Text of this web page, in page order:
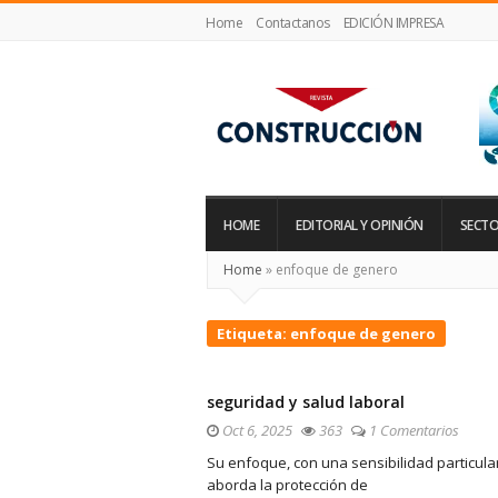
Home Contactanos EDICIÓN IMPRESA
Construcción
HOME EDITORIAL Y OPINIÓN
Home » enfoque de genero
Etiqueta: enfoque de genero
seguridad y salud laboral
Oct 6, 2025 363
1 Comentarios
Su enfoque, con una sensibilidad
aborda la protección de